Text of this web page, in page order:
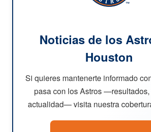
Noticias de los
Houston
Si quieres mantenerte informado
pasa con los Astros
actualidad— visita nuestra